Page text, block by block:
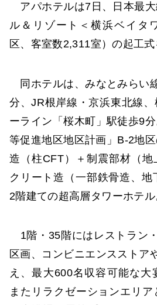
アパホテルは7日、日本最
ル＆リゾート＜横浜ベイタ
区、客室数2,311室）の起工式
同ホテルは、みなとみらい
分、JR根岸線・京浜東北線
ーライン「桜木町」駅徒歩9
等促進地区地区計画」B-2地
造（柱CFT）＋制震部材（
クリート造（一部鉄骨造、
2階建ての超高層タワーホテル
1階・35階にはレストラン
区画、コンビニエンスストア
え、最大600名収容可能な大
またリラクゼーションエリ